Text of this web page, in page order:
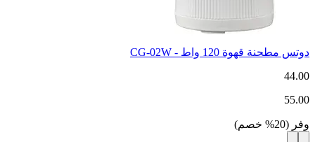
دوتس مطحنة قهوة 120 واط - CG-02W
44.00
55.00
وفر (
20
% خصم)